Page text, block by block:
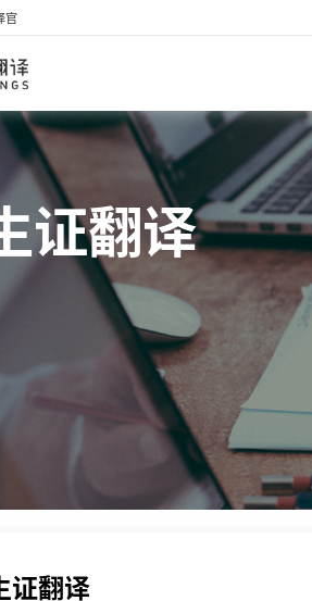
官
证翻译
证翻译